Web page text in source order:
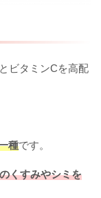
ビタミンCを高配
種です。
くすみやシミを